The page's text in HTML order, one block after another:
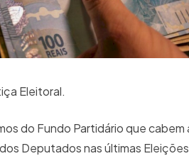
Eleitoral.
do Fundo Partidário que
Deputados nas últimas